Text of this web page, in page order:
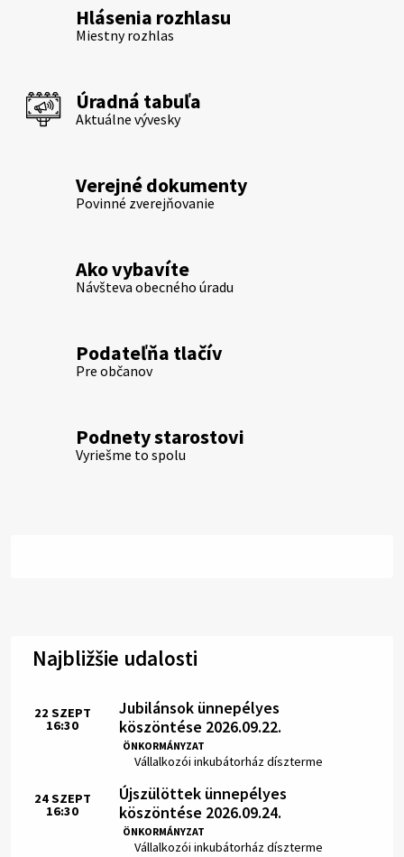
Hlásenia rozhlasu
Miestny rozhlas
Úradná tabuľa
Aktuálne vývesky
Verejné dokumenty
Povinné zverejňovanie
Ako vybavíte
Návšteva obecného úradu
Podateľňa tlačív
Pre občanov
Podnety starostovi
Vyriešme to spolu
Najbližšie udalosti
Jubilánsok ünnepélyes
köszöntése 2026.09.22.
ÖNKORMÁNYZAT
Hely:
Vállalkozói inkubátorház díszterme
Idő:
22 SZEPT
16:30
Újszülöttek ünnepélyes
köszöntése 2026.09.24.
ÖNKORMÁNYZAT
Hely:
Vállalkozói inkubátorház díszterme
Idő:
24SZEPT
16:30